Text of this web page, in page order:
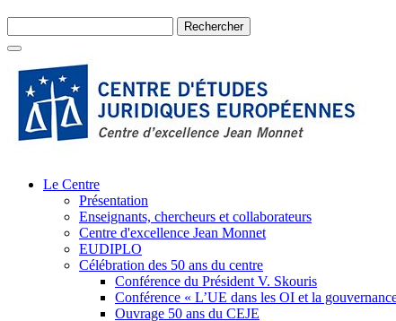
Le Centre
Présentation
Enseignants, chercheurs et collaborateurs
Centre d'excellence Jean Monnet
EUDIPLO
Célébration des 50 ans du centre
Conférence du Président V. Skouris
Conférence « L’UE dans les OI et la
Ouvrage 50 ans du CEJE